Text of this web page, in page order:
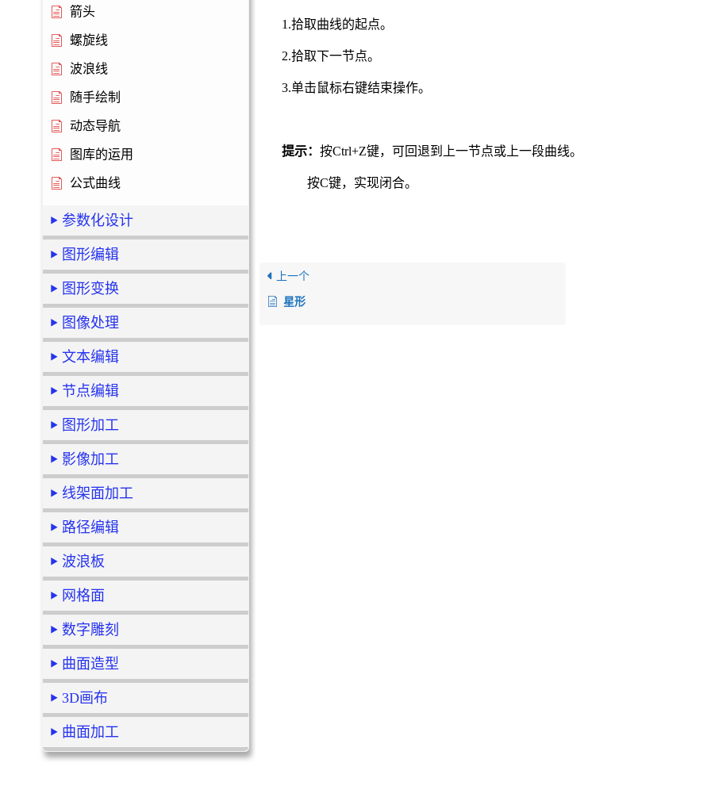
箭头
螺旋线
波浪线
随手绘制
动态导航
图库的运用
公式曲线
参数化设计
图形编辑
图形变换
图像处理
文本编辑
节点编辑
图形加工
影像加工
线架面加工
路径编辑
波浪板
网格面
数字雕刻
曲面造型
3D画布
曲面加工
1.拾取曲线的起点。
2.拾取下一节点。
3.单击鼠标右键结束操作。
提示：按Ctrl+Z键，可回退到上一节点或上一段曲线。
按C键，实现闭合。
上一个
星形